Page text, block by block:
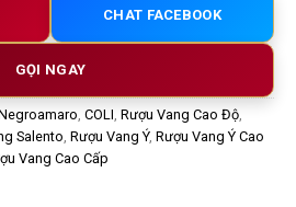
CHAT FACEBOOK
GỌI NGAY
, COLI, Rượu Vang Cao Độ,
Salento, Rượu Vang Ý, Rượu Vang Ý Cao
Vang Cao Cấp